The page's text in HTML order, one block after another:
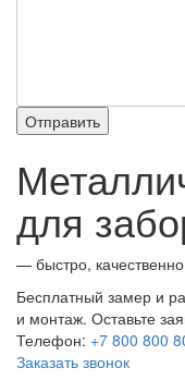
для
— быстро,
Бесплатный замер и
и монтаж. Оставьте
Телефон: +7 800 800
Заказать звонок